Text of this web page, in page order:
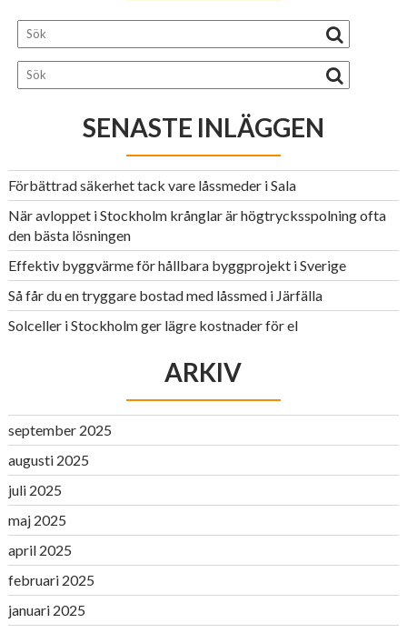
SENASTE INLÄGGEN
Förbättrad säkerhet tack vare låssmeder i Sala
När avloppet i Stockholm krånglar är högtrycksspolning ofta
den bästa lösningen
Effektiv byggvärme för hållbara byggprojekt i Sverige
Så får du en tryggare bostad med låssmed i Järfälla
Solceller i Stockholm ger lägre kostnader för el
ARKIV
september 2025
augusti 2025
juli 2025
maj 2025
april 2025
februari 2025
januari 2025